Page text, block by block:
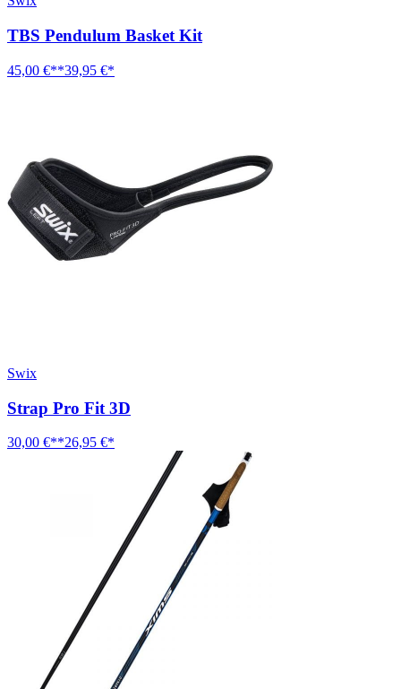
TBS Pendulum Basket Kit
45,00 €**39,95 €*
Swix
Strap Pro Fit 3D
30,00 €**26,95 €*